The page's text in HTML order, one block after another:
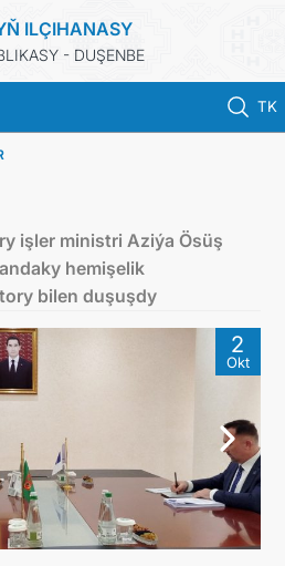
ILÇIHANASY
- DUŞENBE
TK
SAHYPA
HYZMATLARY
DIM
işler ministri Aziýa Ösüş
hemişelik
bilen duşuşdy
2
Okt